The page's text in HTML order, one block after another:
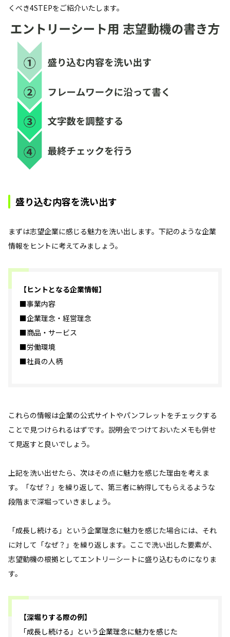
くべき4STEPをご紹介いたします。
盛り込む内容を洗い出す
まずは志望企業に感じる魅力を洗い出します。下記のような企業
情報をヒントに考えてみましょう。
【ヒントとなる企業情報】
■事業内容
■企業理念・経営理念
■商品・サービス
■労働環境
■社員の人柄
これらの情報は企業の公式サイトやパンフレットをチェックする
ことで見つけられるはずです。説明会でつけておいたメモも併せ
て見返すと良いでしょう。
上記を洗い出せたら、次はその点に魅力を感じた理由を考えま
す。「なぜ？」を繰り返して、第三者に納得してもらえるような
段階まで深堀っていきましょう。
「成長し続ける」という企業理念に魅力を感じた場合には、それ
に対して「なぜ？」を繰り返します。ここで洗い出した要素が、
志望動機の根拠としてエントリーシートに盛り込むものになりま
す。
【深堀りする際の例】
「成長し続ける」という企業理念に魅力を感じた